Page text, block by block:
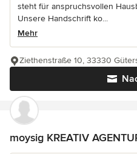
steht für anspruchsvollen
Unsere Handschrift ko...
Mehr
Ziethenstraße 10, 33330
moysig KREATIV